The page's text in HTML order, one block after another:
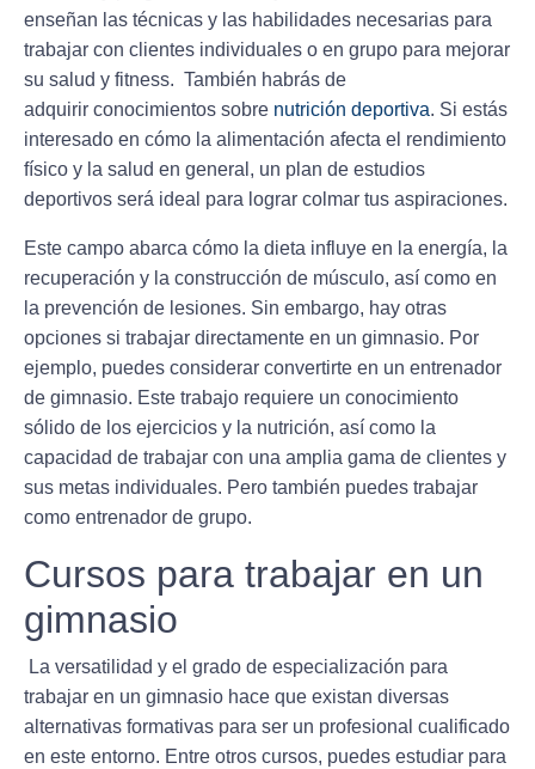
enseñan las técnicas y las habilidades necesarias para
trabajar con clientes individuales o en grupo para mejorar
su salud y fitness. También habrás de
adquirir conocimientos sobre nutrición deportiva. Si estás
interesado en cómo la alimentación afecta el rendimiento
físico y la salud en general, un plan de estudios
deportivos será ideal para lograr colmar tus aspiraciones.
Este campo abarca cómo la dieta influye en la energía, la
recuperación y la construcción de músculo, así como en
la prevención de lesiones. Sin embargo, hay otras
opciones si trabajar directamente en un gimnasio. Por
ejemplo, puedes considerar convertirte en un entrenador
de gimnasio. Este trabajo requiere un conocimiento
sólido de los ejercicios y la nutrición, así como la
capacidad de trabajar con una amplia gama de clientes y
sus metas individuales. Pero también puedes trabajar
como entrenador de grupo.
Cursos para trabajar en un
gimnasio
La versatilidad y el grado de especialización para
trabajar en un gimnasio hace que existan diversas
alternativas formativas para ser un profesional cualificado
en este entorno. Entre otros cursos, puedes estudiar para